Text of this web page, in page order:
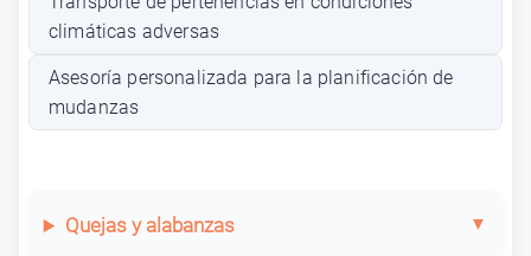
climáticas adversas
Asesoría personalizada para la planificación de
mudanzas
Quejas y alabanzas